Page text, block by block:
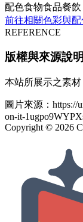
配色食物食品餐飲
前往相關色彩與配
REFERENCE
版權與來源說明
本站所展示之素材
圖片來源： https://
on-it-
Copyright © 2026